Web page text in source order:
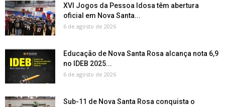
XVI Jogos da Pessoa Idosa têm abertura
oficial em Nova Santa...
6 de agosto de 2026
Educação de Nova Santa Rosa alcança nota 6,9
no IDEB 2025...
6 de agosto de 2026
Sub-11 de Nova Santa Rosa conquista o